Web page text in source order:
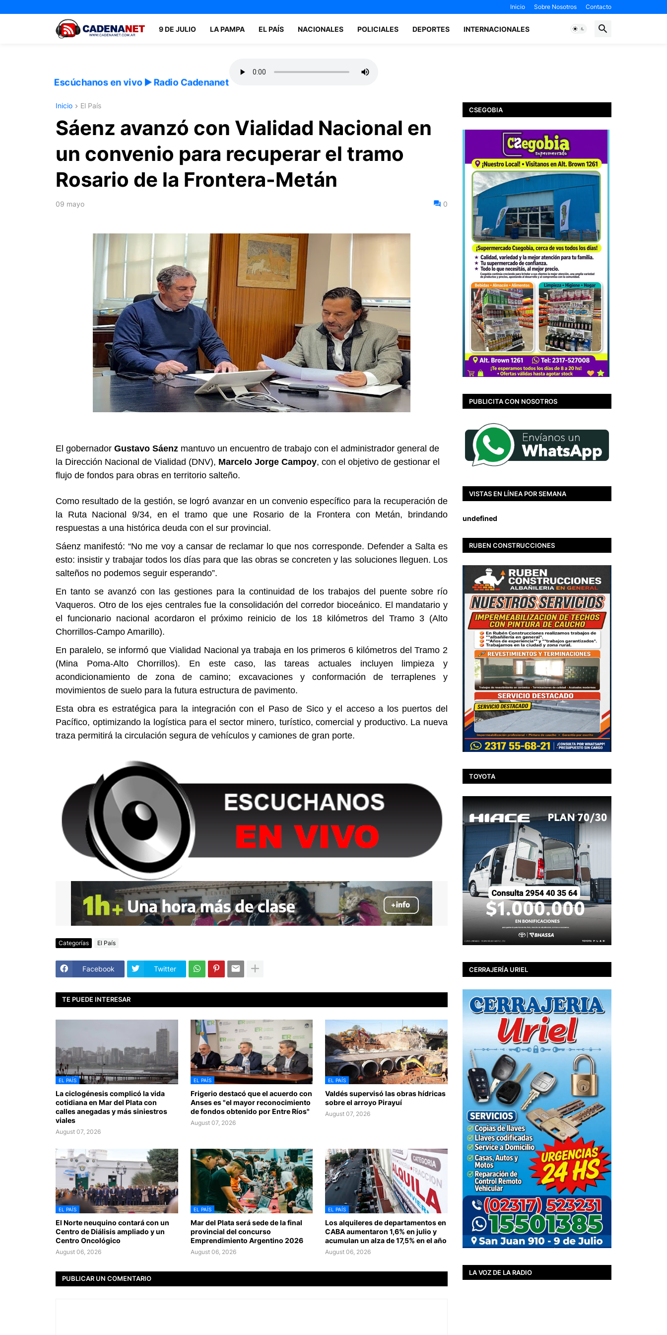
Inicio Sobre Nosotros Contacto
9 DE JULIO LA PAMPA EL PAÍS NACIONALES POLICIALES DEPORTES INTERNACIONALES
Escúchanos en vivo ▶️ Radio Cadenanet
Inicio El País
Sáenz avanzó con Vialidad Nacional en
un convenio para recuperar el tramo
Rosario de la Frontera-Metán
09 mayo 0
El gobernador Gustavo Sáenz mantuvo un encuentro de trabajo con el administrador general de
la Dirección Nacional de Vialidad (DNV), Marcelo Jorge Campoy, con el objetivo de gestionar el
flujo de fondos para obras en territorio salteño.
Como resultado de la gestión, se logró avanzar en un convenio específico para la recuperación de
la Ruta Nacional 9/34, en el tramo que une Rosario de la Frontera con Metán, brindando
respuestas a una histórica deuda con el sur provincial.
Sáenz manifestó: “No me voy a cansar de reclamar lo que nos corresponde. Defender a Salta es
esto: insistir y trabajar todos los días para que las obras se concreten y las soluciones lleguen. Los
salteños no podemos seguir esperando”.
En tanto se avanzó con las gestiones para la continuidad de los trabajos del puente sobre río
Vaqueros. Otro de los ejes centrales fue la consolidación del corredor bioceánico. El mandatario y
el funcionario nacional acordaron el próximo reinicio de los 18 kilómetros del Tramo 3 (Alto
Chorrillos-Campo Amarillo).
En paralelo, se informó que Vialidad Nacional ya trabaja en los primeros 6 kilómetros del Tramo 2
(Mina Poma-Alto Chorrillos). En este caso, las tareas actuales incluyen limpieza y
acondicionamiento de zona de camino; excavaciones y conformación de terraplenes y
movimientos de suelo para la futura estructura de pavimento.
Esta obra es estratégica para la integración con el Paso de Sico y el acceso a los puertos del
Pacífico, optimizando la logística para el sector minero, turístico, comercial y productivo. La nueva
traza permitirá la circulación segura de vehículos y camiones de gran porte.
Categorías El País
Facebook Twitter
TE PUEDE INTERESAR
EL PAÍS
La ciclogénesis complicó la vida
cotidiana en Mar del Plata con
calles anegadas y más siniestros
viales
August 07, 2026
EL PAÍS
Frigerio destacó que el acuerdo con
Anses es "el mayor reconocimiento
de fondos obtenido por Entre Ríos"
August 07, 2026
EL PAÍS
Valdés supervisó las obras hídricas
sobre el arroyo Pirayuí
August 07, 2026
EL PAÍS
El Norte neuquino contará con un
Centro de Diálisis ampliado y un
Centro Oncológico
August 06, 2026
EL PAÍS
Mar del Plata será sede de la final
provincial del concurso
Emprendimiento Argentino 2026
August 06, 2026
EL PAÍS
Los alquileres de departamentos en
CABA aumentaron 1,6% en julio y
acumulan un alza de 17,5% en el año
August 06, 2026
PUBLICAR UN COMENTARIO
CSEGOBIA
PUBLICITA CON NOSOTROS
VISTAS EN LÍNEA POR SEMANA
undefined
RUBEN CONSTRUCCIONES
TOYOTA
CERRAJERÍA URIEL
LA VOZ DE LA RADIO